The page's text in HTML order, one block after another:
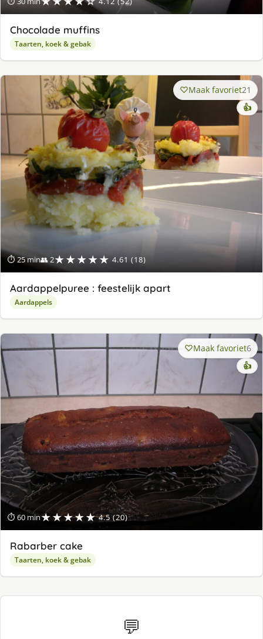
Chocolade muffins
Taarten, koek & gebak
⏱ 25 min👥 2★★★★★ 4.61 (18)
Maak favoriet21
👍
Aardappelpuree : feestelijk apart
Aardappels
⏱ 60 min★★★★★ 4.5 (20)
Maak favoriet6
👍
Rabarber cake
Taarten, koek & gebak
💬